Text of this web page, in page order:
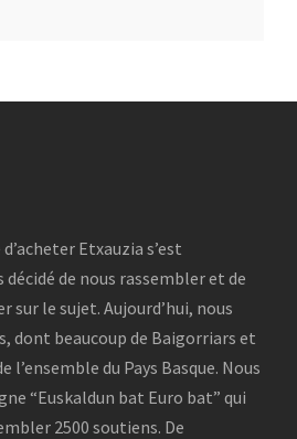
Etxauzia s’est
de nous rassembler et de
sur le sujet. Aujourd’hui, nous
dont beaucoup de Baigorriars et
l’ensemble du Pays Basque. Nous
“Euskaldun bat Euro bat” qui
2500 soutiens. De